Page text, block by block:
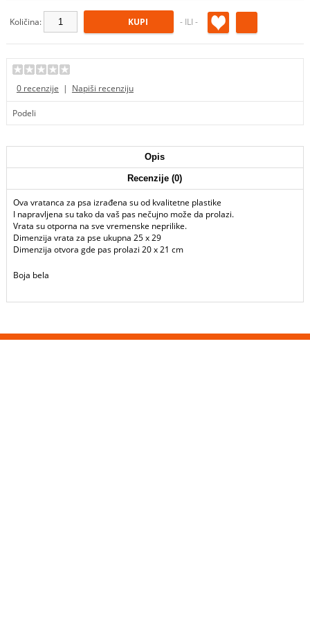
DVORIŠNE KUĆICE I BOKSEVI
ZA PSE
OPREMA ZA AUTOMOBIL
ANTIPARAZITSKI PROIZVODI
HIGIJENA SPOLJNIH I
VRATA I MREŽE
Količina: - ILI -
0 recenzije | Napiši recenziju
Podeli
Opis
Recenzije (0)
Ova vratanca za psa izrađena su od kvalitetne plastike
I napravljena su tako da vaš pas nečujno može da prolazi.
Vrata su otporna na sve vremenske neprilike.
Dimenzija vrata za pse ukupna 25 x 29
Dimenzija otvora gde pas prolazi 20 x 21 cm
Boja bela